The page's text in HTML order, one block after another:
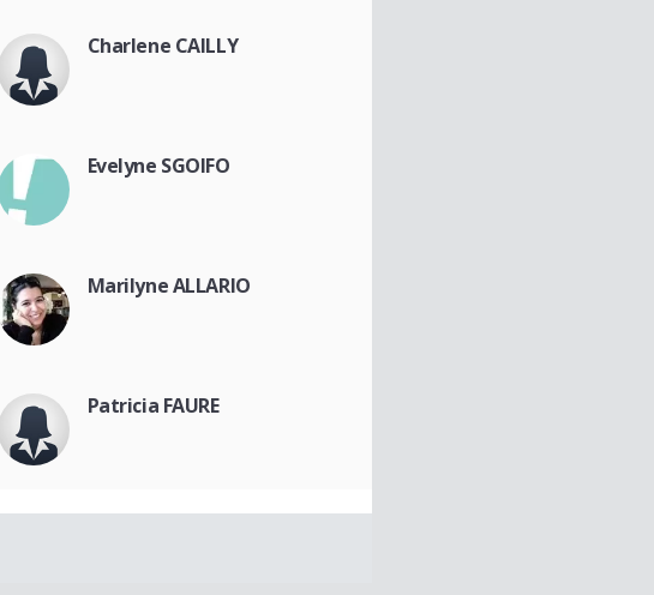
Charlene CAILLY
Evelyne SGOIFO
Marilyne ALLARIO
Patricia FAURE